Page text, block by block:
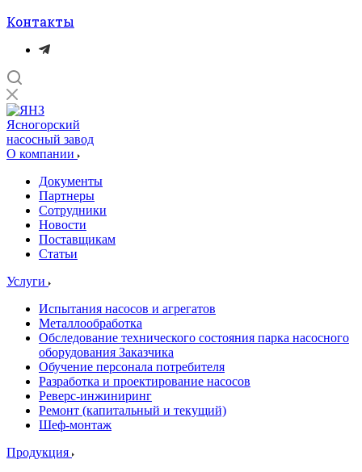
Контакты
Ясногорский
насосный завод
О компании
Документы
Партнеры
Сотрудники
Новости
Поставщикам
Статьи
Услуги
Испытания насосов и агрегатов
Металлообработка
Обследование технического состояния парка насосного
оборудования Заказчика
Обучение персонала потребителя
Разработка и проектирование насосов
Реверс-инжиниринг
Ремонт (капитальный и текущий)
Шеф-монтаж
Продукция